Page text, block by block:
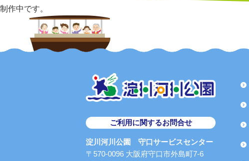
制作中です。
ご利用に関するお問合せ
淀川河川公園 守口サービスセンター
〒570-0096 大阪府守口市外島町7-6